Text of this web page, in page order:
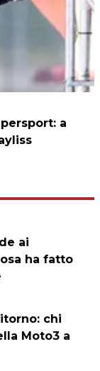
a
ai
ha fatto
chi
Moto3 a